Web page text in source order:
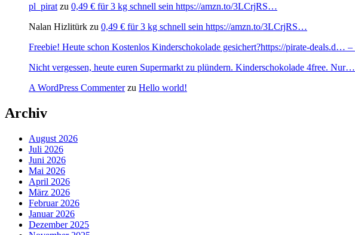
pl_pirat zu 0,49 € für 3 kg schnell sein https://amzn.to/3LCrjRS…
Nalan Hizlitürk zu 0,49 € für 3 kg schnell sein https://amzn.to/3LCrjRS…
Freebie! Heute schon Kostenlos Kinderschokolade gesichert?https://pirate-deals.d… –
Nicht vergessen, heute euren Supermarkt zu plündern. Kinderschokolade 4free.
A WordPress Commenterzu Hello world!
Archiv
August 2026
Juli 2026
Juni 2026
Mai 2026
April 2026
März 2026
Februar 2026
Januar 2026
Dezember 2025